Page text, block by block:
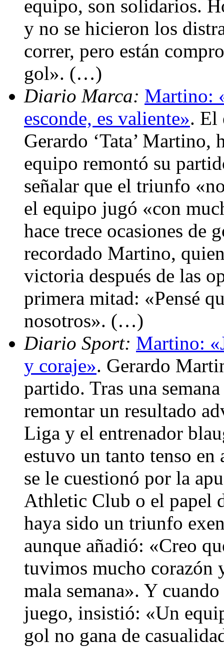
equipo, son solidarios.
y no se hicieron los
correr, pero están
gol». (…)
Diario Marca: Martino:
esconde, es valiente». El
Gerardo ‘Tata’ Martino,
equipo remontó su
señalar que el triunfo
el equipo jugó «con
hace trece ocasiones de
recordado Martino,
victoria después de las
primera mitad: «Pensé
nosotros». (…)
Diario Sport: Martino:
y coraje». Gerardo
partido. Tras una
remontar un resultado
Liga y el entrenador
estuvo un tanto tenso en
se le cuestionó por la
Athletic Club o el papel
haya sido un triunfo
aunque añadió: «Creo
tuvimos mucho corazón
mala semana». Y
juego, insistió: «Un
gol no gana de